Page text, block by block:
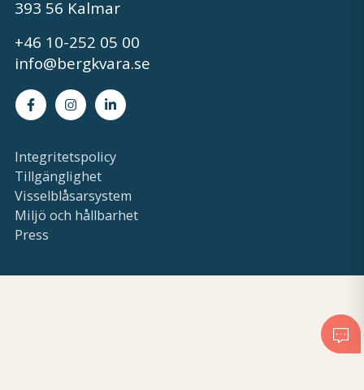
393 56 Kalmar
+46 10-252 05 00
info@bergkvara.se
FacebookInstagram
Integritetspolicy
Tillgänglighet
Visselblåsarsystem
Miljö och hållbarhet
Press